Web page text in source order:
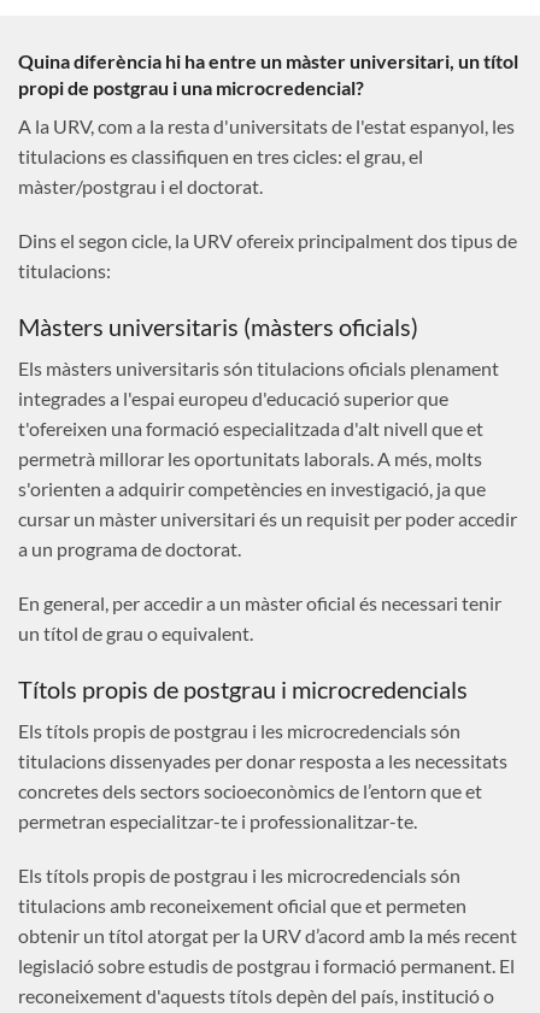
freqüents
Quina diferència hi ha entre un màster universitari, un títol
propi de postgrau i una microcredencial?
A la URV, com a la resta d'universitats de l'estat espanyol, les
titulacions es classifiquen en tres cicles: el grau, el
màster/postgrau i el doctorat.
Dins el segon cicle, la URV ofereix principalment dos tipus de
titulacions:
Màsters universitaris (màsters oficials)
Els màsters universitaris són titulacions oficials plenament
integrades a l'espai europeu d'educació superior que
t'ofereixen una formació especialitzada d'alt nivell que et
permetrà millorar les oportunitats laborals. A més, molts
s'orienten a adquirir competències en investigació, ja que
cursar un màster universitari és un requisit per poder accedir
a un programa de doctorat.
En general, per accedir a un màster oficial és necessari tenir
un títol de grau o equivalent.
Títols propis de postgrau i microcredencials
Els títols propis de postgrau i les microcredencials són
titulacions dissenyades per donar resposta a les necessitats
concretes dels sectors socioeconòmics de l’entorn que et
permetran especialitzar-te i professionalitzar-te.
Els títols propis de postgrau i les microcredencials són
titulacions amb reconeixement oficial que et permeten
obtenir un títol atorgat per la URV d’acord amb la més recent
legislació sobre estudis de postgrau i formació permanent. El
reconeixement d'aquests títols depèn del país, institució o